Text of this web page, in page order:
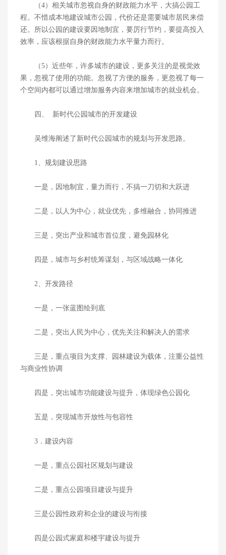
（4）相关城市忽视自身的财政能力水平，大搞公园工
程。不惜成本地建设城市公园，代价还是需要城市居民来偿
还。所以公园的建设要因地制宜，要厉行节约，要提高投入
效率，应该根据自身的财政能力水平量力而行。
（5）近些年，许多城市的建设，更多关注的是视觉效
果，忽视了使用的功能。忽视了方便的服务，更忽视了每一
个空间内都可以通过增加服务内容来增加城市的就业机会。
四、 新时代公园城市的开发建设
吴维海阐述了新时代公园城市的规划与开发思路。
1、规划建设思路
一是，因地制宜，量力而行，不搞一刀切和大跃进
二是，以人为中心，就业优先，多维融合，协同推进
三是，突出产业和城市首位度，避免园林化
四是，城市与乡村统筹谋划，与区域战略一体化
2、开发路径
一是，一张蓝图绘到底
二是，突出人民为中心，优先关注和解决人的需求
三是，重点项目为支撑、园林建设为载体，注重公益性
与商业性协调
四是，突出城市功能建设与提升，体现绿色公园化
五是，突现城市开放性与包容性
3．建设内容
一是，重点公园社区规划与建设
二是，重点公园项目建设与提升
三是公园性政府和企业的建设与衔接
四是公园式家庭和楼宇建设与提升